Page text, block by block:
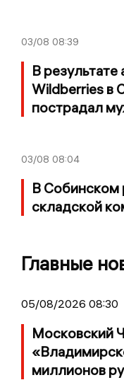
03/08 08:39
В
Wildberries в
пострадал
03/08 08:04
В Собинском
складской
Главные
05/08/2026 08:30
Московский
миллионов